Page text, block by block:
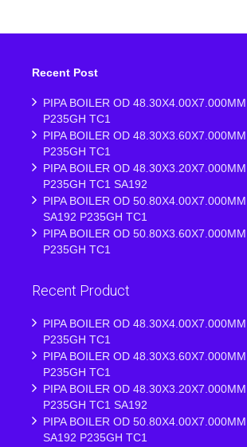
Recent Post
PIPA BOILER OD
P235GH TC1
PIPA BOILER OD
P235GH TC1
PIPA BOILER OD
P235GH TC1 SA192
PIPA BOILER OD
SA192 P235GH TC1
PIPA BOILER OD
P235GH TC1
Recent Product
PIPA BOILER OD
P235GH TC1
PIPA BOILER OD
P235GH TC1
PIPA BOILER OD
P235GH TC1 SA192
PIPA BOILER OD
SA192 P235GH TC1